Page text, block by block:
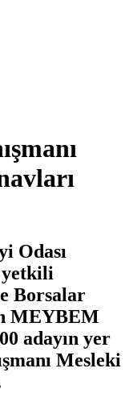
Odası
yetkili
Borsalar
MEYBEM
adayın yer
Mesleki